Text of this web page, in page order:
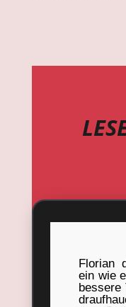
Florian
ein wie
bessere